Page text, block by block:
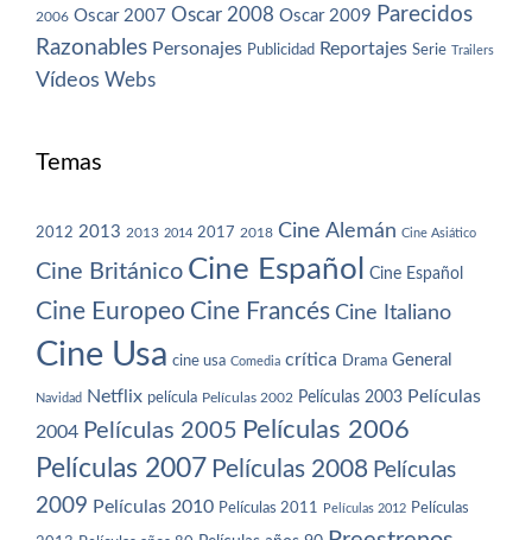
2006 Oscar 2007 Oscar 2008 Oscar 2009 Parecidos
Razonables Personajes Publicidad Reportajes Serie Trailers
Vídeos Webs
Temas
2012 2013 2013 2014 2017 2018 Cine Alemán Cine Asiático
Cine Británico Cine Español Cine Español
Cine Europeo Cine Francés Cine Italiano
Cine Usa cine usa Comedia crítica Drama General
Navidad Netflix película Películas 2002 Películas 2003 Películas
2004 Películas 2005 Películas 2006
Películas 2007 Películas 2008 Películas
2009 Películas 2010 Películas 2011 Películas 2012 Películas